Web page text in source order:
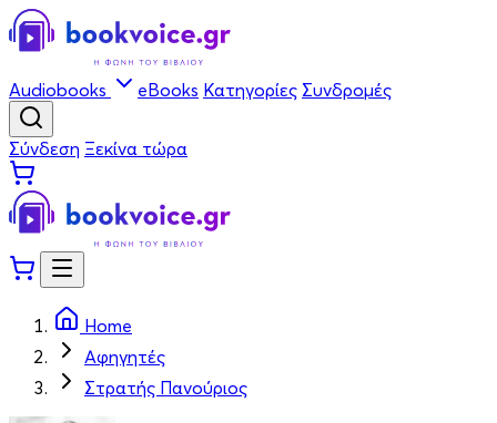
Audiobooks eBooks Κατηγορίες Συνδρομές
Σύνδεση Ξεκίνα τώρα
Home
Αφηγητές
Στρατής Πανούριος